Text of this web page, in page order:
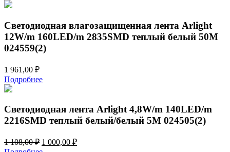
Светодиодная влагозащищенная лента Arlight
12W/m 160LED/m 2835SMD теплый белый 50M
024559(2)
1 961,00 ₽
Подробнее
Светодиодная лента Arlight 4,8W/m 140LED/m
2216SMD теплый белый/белый 5M 024505(2)
1 108,00₽ Первоначальная
цена
1 000,00 ₽Текущая